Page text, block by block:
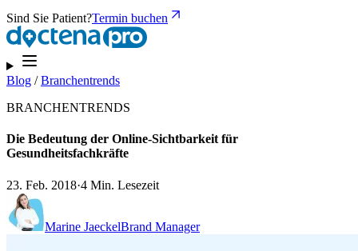
Sind Sie Patient?Termin buchen
Blog /Branchentrends
BRANCHENTRENDS
Die Bedeutung der Online-Sichtbarkeit für
Gesundheitsfachkräfte
23. Feb. 2018·4 Min. Lesezeit
Marine JaeckelBrand Manager